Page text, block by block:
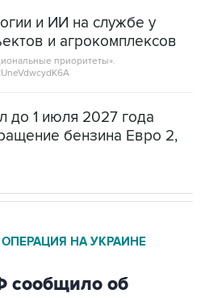
и ИИ на службе у
и агрокомплексов
приоритеты».
до 1 июля 2027 года
бензина Евро 2,
НА УКРАИНЕ
сообщило об